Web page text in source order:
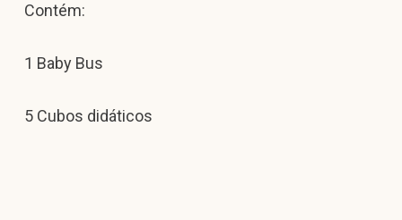
Contém:
1 Baby Bus
5 Cubos didáticos